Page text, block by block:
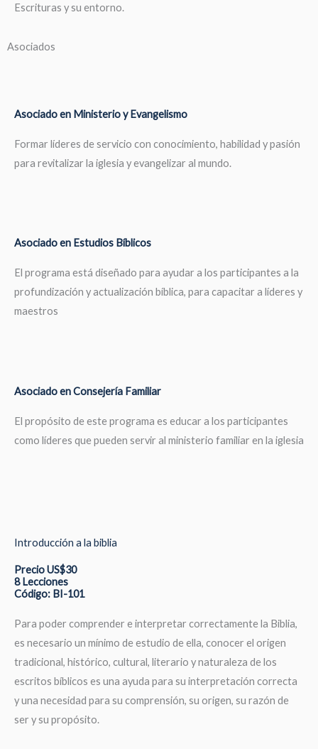
Escrituras y su entorno.
Asociados
Asociado en Ministerio y Evangelismo
Formar líderes de servicio con conocimiento, habilidad y pasión
para revitalizar la iglesia y evangelizar al mundo.
Asociado en Estudios Bíblicos
El programa está diseñado para ayudar a los participantes a la
profundización y actualización bíblica, para capacitar a líderes y
maestros
Asociado en Consejería Familiar
El propósito de este programa es educar a los participantes
como líderes que pueden servir al ministerio familiar en la iglesia
Introducción a la biblia
Precio US$30
8 Lecciones
Código: BI-101
Para poder comprender e interpretar correctamente la Biblia,
es necesario un mínimo de estudio de ella, conocer el origen
tradicional, histórico, cultural, literario y naturaleza de los
escritos bíblicos es una ayuda para su interpretación correcta
y una necesidad para su comprensión, su origen, su razón de
ser y su propósito.